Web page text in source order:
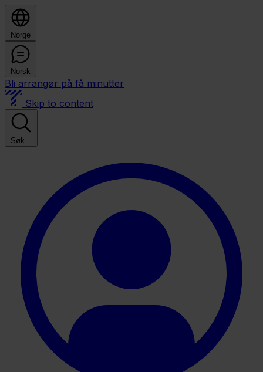
Norge
Norsk
Bli arrangør på få minutter
Skip to content
Søk...